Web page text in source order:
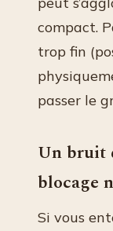
compact.
trop fin
passer le
Un bruit
blocage
Si vous